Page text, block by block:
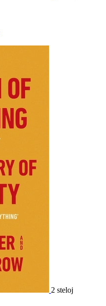
2 steloj